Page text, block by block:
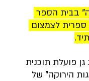
בבית הספר
ספרית לצמצום
פועלת תוכנית
הירוקה" של